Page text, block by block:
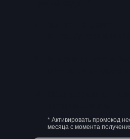
* Активировать промокод
месяца с момента